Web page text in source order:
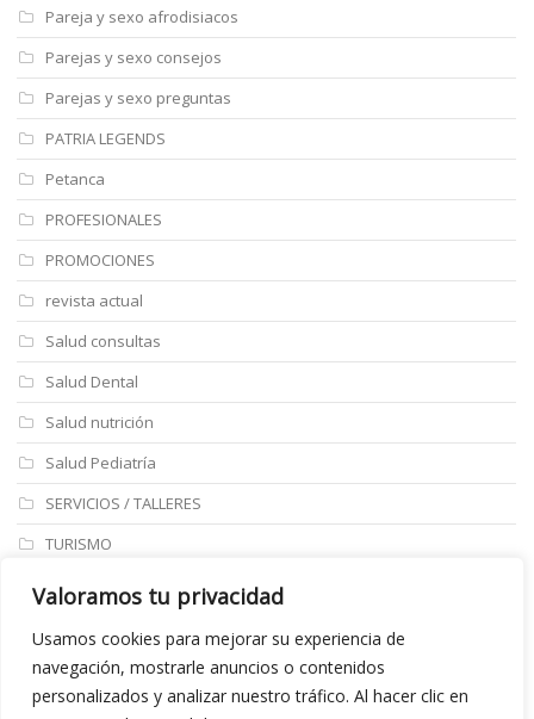
Valoramos tu privacidad
Usamos cookies para mejorar su experiencia de
navegación, mostrarle anuncios o contenidos
personalizados y analizar nuestro tráfico. Al hacer clic en
Pareja y sexo afrodisiacos
Parejas y sexo consejos
Parejas y sexo preguntas
PATRIA LEGENDS
Petanca
PROFESIONALES
PROMOCIONES
revista actual
Salud consultas
Salud Dental
Salud nutrición
Salud Pediatría
SERVICIOS / TALLERES
TURISMO
ULTIMAS NOTICIAS
Aviso legal